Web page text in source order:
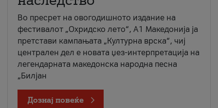
Во пресрет на овогодишното издание на
фестивалот „Охридско лето“, А1 Македонија ја
претстави кампањата „Културна врска“, чиј
централен дел е новата џез-интерпретација на
легендарната македонска народна песна
„Билјан
Дознај повеќе